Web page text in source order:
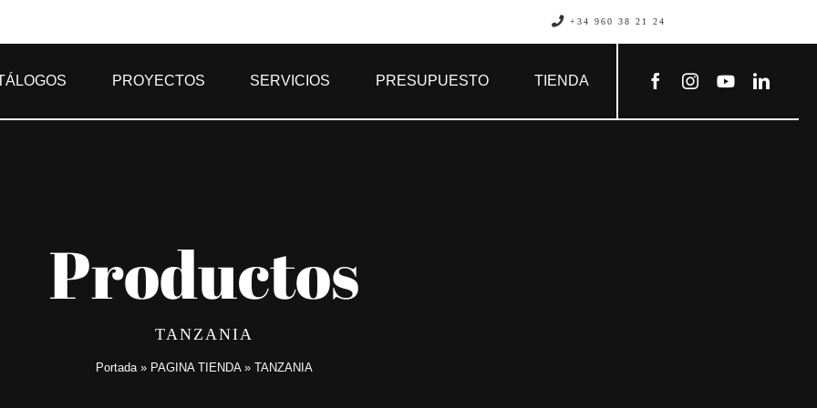
+34 960 38 21 24
PROYECTOS SERVICIOS PRESUPUESTO TIENDA
Productos
TANZANIA
Portada » PAGINA TIENDA» TANZANIA